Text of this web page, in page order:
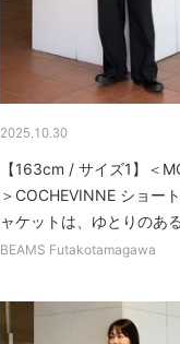
2025.10.30
【163cm / サイズ1】＜
＞COCHEVINNE ショー
ャケットは、ゆとりのあ
BEAMS Futakotamagawa